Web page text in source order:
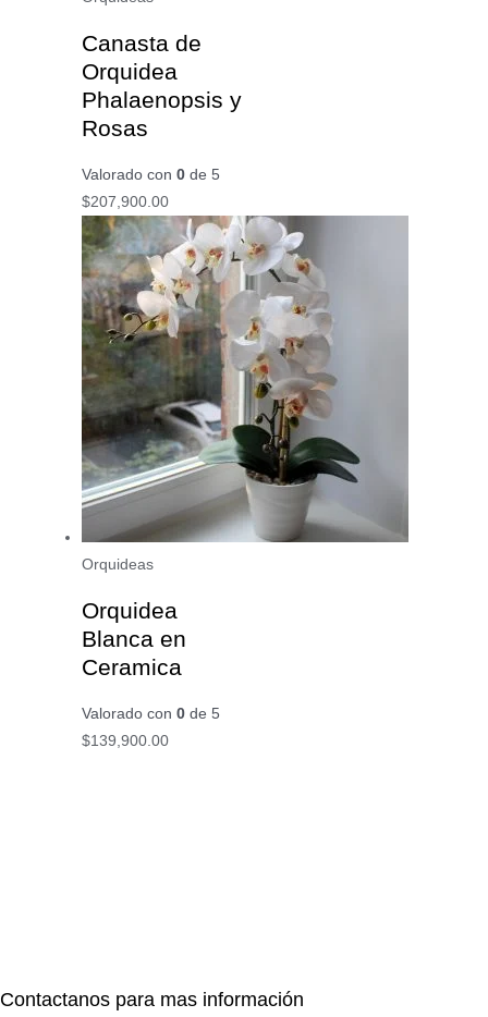
Canasta de
Orquidea
Phalaenopsis y
Rosas
Valorado con 0de 5
$207,900.00
Orquideas
Orquidea
Blanca en
Ceramica
Valorado con 0de 5
$139,900.00
Contactanos para mas información